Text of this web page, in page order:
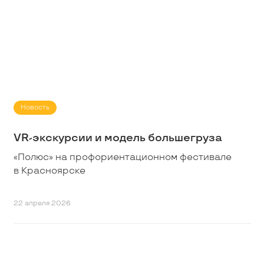
Новость
VR-экскурсии и модель большегруза
«Полюс» на профориентационном фестивале
в Красноярске
22 апреля 2026